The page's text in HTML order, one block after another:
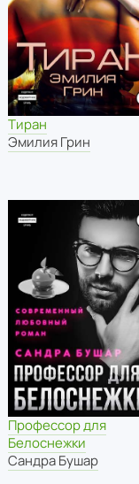
Тиран
Эмилия Грин
Профессор для
Белоснежки
Сандра Бушар